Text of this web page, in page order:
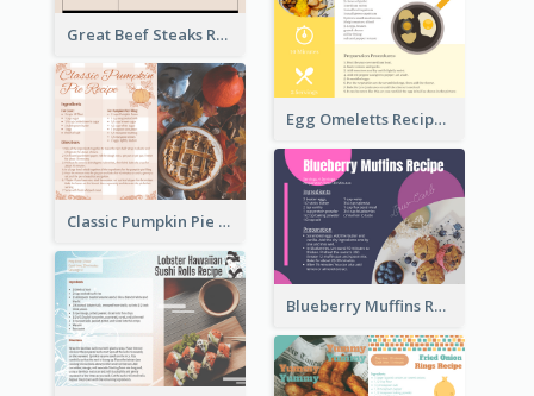
Great Beef Steaks Recipe Card
Egg Omeletts Recipe Card
Classic Pumpkin Pie Recipe Card
Blueberry Muffins Recipe Card